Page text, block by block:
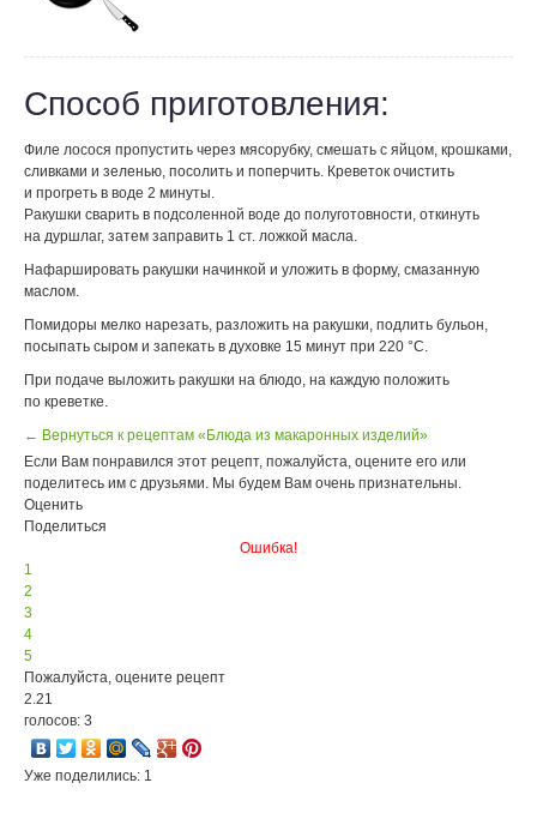
Способ приготовления:
Филе лосося пропустить через мясорубку, смешать с яйцом, крошками,
сливками и зеленью, посолить и поперчить. Креветок очистить
и прогреть в воде 2 минуты.
Ракушки сварить в подсоленной воде до полуготовности, откинуть
на дуршлаг, затем заправить 1 ст. ложкой масла.
Нафаршировать ракушки начинкой и уложить в форму, смазанную
маслом.
Помидоры мелко нарезать, разложить на ракушки, подлить бульон,
посыпать сыром и запекать в духовке 15 минут при 220 °С.
При подаче выложить ракушки на блюдо, на каждую положить
по креветке.
← Вернуться к рецептам «Блюда из макаронных изделий»
Если Вам понравился этот рецепт, пожалуйста, оцените его или
поделитесь им с друзьями. Мы будем Вам очень признательны.
Оценить
Поделиться
Ошибка!
1
2
3
4
5
Пожалуйста, оцените рецепт
2.21
голосов: 3
Уже поделились: 1